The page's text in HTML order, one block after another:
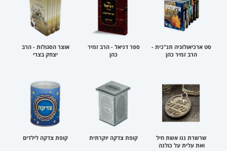
סט ארכיאולוגיה תנ"כית -
הרב זמיר כהן
ספר דניאל - הרב זמיר
כהן
אוצר הסגולות - הרב
יצחק בצרי
שרשרת ננו אשת חיל
ואת עלית על כולנה
קופת צדקה יוקרתית קופת צדקה לילדים